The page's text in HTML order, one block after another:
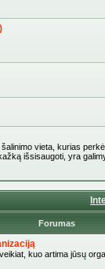
vieta, kurias
išsisaugoti, yra
Forumas
kuo artima jūsų